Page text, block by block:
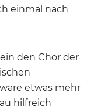
einmal nach
den Chor der
etwas mehr
hilfreich